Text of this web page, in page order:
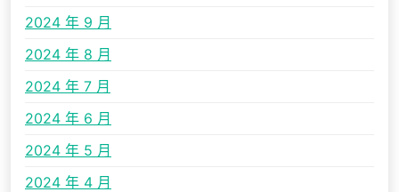
2024 年 9 月
2024 年 8 月
2024 年 7 月
2024 年 6 月
2024 年 5 月
2024 年 4 月